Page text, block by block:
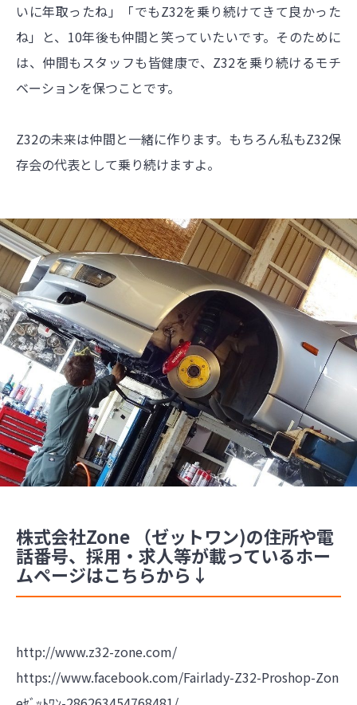
いに年取ったね」「でもZ32を乗り続けてきて良かった
ね」と、10年後も仲間と笑っていたいです。そのために
は、仲間もスタッフも皆健康で、Z32を乗り続けるモチ
ベーションを保つことです。
Z32の未来は仲間と一緒に作ります。もちろん私もZ32保
存会の代表として乗り続けますよ。
株式会社Zone （ゼットワン)の住所や電
話番号、採用・求人等が載っているホー
ムページはこちらから↓
http://www.z32-zone.com/
https://www.facebook.com/Fairlady-Z32-Proshop-Zon